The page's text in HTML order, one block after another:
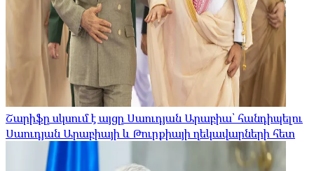
Շարիֆը սկսում է այցը Սաուդյան Արաբիա՝ հանդիպելու
Սաուդյան Արաբիայի և Թուրքիայի ղեկավարների հետ